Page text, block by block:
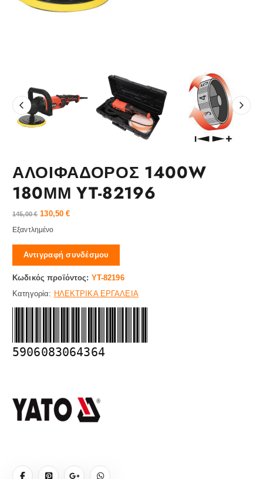
ΑΛΟΙΦΑΔΟΡΟΣ 1400W
180ΜΜ YT-82196
145,00€ 130,50€
Εξαντλημένο
Αντιγραφή συνδέσμου
Κωδικός προϊόντος: YT-82196
Κατηγορία: ΗΛΕΚΤΡΙΚΑ ΕΡΓΑΛΕΙΑ
5906083064364